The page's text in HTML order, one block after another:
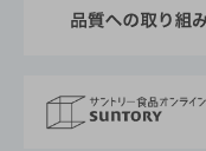
採用情報